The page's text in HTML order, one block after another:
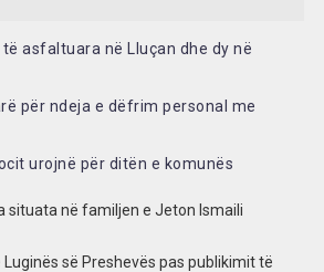
asfaltuara në Lluçan dhe dy në
për ndeja e dëfrim personal me
urojnë për ditën e komunës
situata në familjen e Jeton Ismaili
së Preshevës pas publikimit të